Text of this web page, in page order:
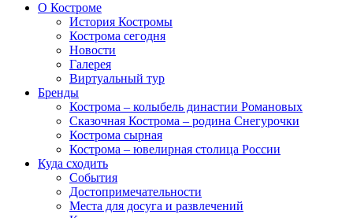
О Костроме
История Костромы
Кострома сегодня
Новости
Галерея
Виртуальный тур
Бренды
Кострома – колыбель династии Романовых
Сказочная Кострома – родина Снегурочки
Кострома сырная
Кострома – ювелирная столица России
Куда сходить
События
Достопримечательности
Места для досуга и развлечений